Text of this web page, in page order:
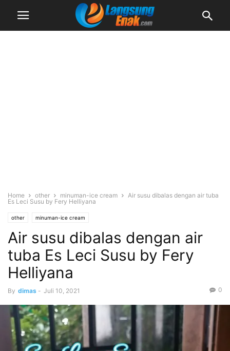
Home other minuman-ice cream
Air susu dibalas dengan air tuba
Es Leci Susu by Fery Helliyana
other minuman-ice cream
Air susu dibalas dengan air
tuba Es Leci Susu by Fery
Helliyana
By dimas - Juli 10, 2021 0